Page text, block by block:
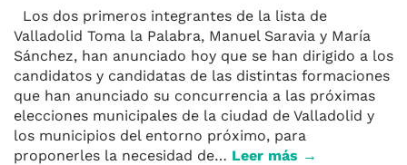
Los dos primeros integrantes de la lista de
Valladolid Toma la Palabra, Manuel Saravia y María
Sánchez, han anunciado hoy que se han dirigido a los
candidatos y candidatas de las distintas formaciones
que han anunciado su concurrencia a las próximas
elecciones municipales de la ciudad de Valladolid y
los municipios del entorno próximo, para
proponerles la necesidad de… Leer más →